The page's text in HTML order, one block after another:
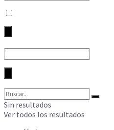
Sin resultados
Ver todos los resultados